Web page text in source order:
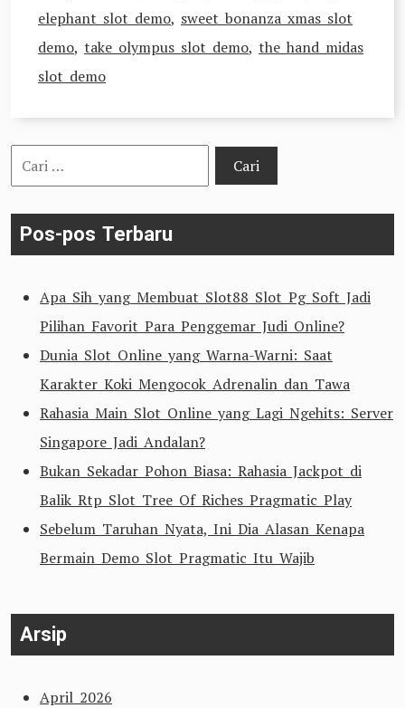
elephant slot demo, sweet bonanza xmas slot
demo, take olympus slot demo, the hand midas
slot demo
Cari
untuk:
Pos-pos Terbaru
Apa Sih yang Membuat Slot88 Slot Pg Soft Jadi
Pilihan Favorit Para Penggemar Judi Online?
Dunia Slot Online yang Warna-Warni: Saat
Karakter Koki Mengocok Adrenalin dan Tawa
Rahasia Main Slot Online yang Lagi Ngehits: Server
Singapore Jadi Andalan?
Bukan Sekadar Pohon Biasa: Rahasia Jackpot di
Balik Rtp Slot Tree Of Riches Pragmatic Play
Sebelum Taruhan Nyata, Ini Dia Alasan Kenapa
Bermain Demo Slot Pragmatic Itu Wajib
Arsip
April 2026